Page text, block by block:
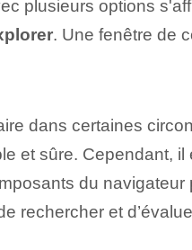
plusieurs options
.⁣ Une fenêtre de
dans certaines
et sûre. Cependant,
du
rechercher et